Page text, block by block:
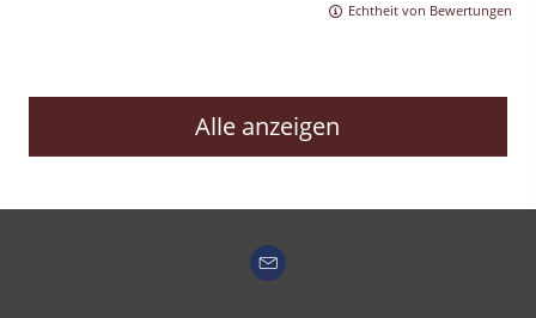
Echtheit von Bewertungen
Alle anzeigen